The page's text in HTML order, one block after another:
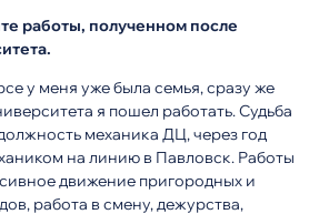
работы, полученном после
у меня уже была семья, сразу же
я пошел работать. Судьба
механика ДЦ, через год
на линию в Павловск. Работы
движение пригородных и
работа в смену, дежурства,